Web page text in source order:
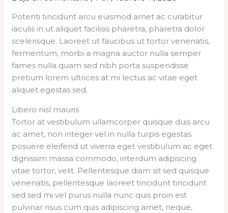
Potenti tincidunt arcu euismod amet ac curabitur
iaculis in ut aliquet facilisis pharetra, pharetra dolor
scelerisque. Laoreet ut faucibus ut tortor venenatis,
fermentum, morbi a magna auctor nulla semper
fames nulla quam sed nibh porta suspendisse
pretium lorem ultrices at mi lectus ac vitae eget
aliquet egestas sed.
Libero nisl mauris
Tortor at vestibulum ullamcorper quisque duis arcu
ac amet, non integer vel in nulla turpis egestas
posuere eleifend ut viverra eget vestibulum ac eget
dignissim massa commodo, interdum adipiscing
vitae tortor, velit. Pellentesque diam sit sed quisque
venenatis, pellentesque laoreet tincidunt tincidunt
sed sed mi vel purus nulla nunc quis proin est
pulvinar risus cum quis adipiscing amet, neque,